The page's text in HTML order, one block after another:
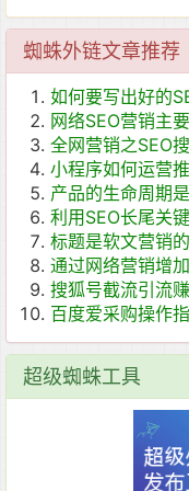
蜘蛛外链文章推荐
如何要写出好的
网络SEO营销主
全网营销之SEO
小程序如何运营
产品的生命周期
利用SEO长尾关
标题是软文营销
通过网络营销增
搜狐号截流引流
百度爱采购操作
超级蜘蛛工具